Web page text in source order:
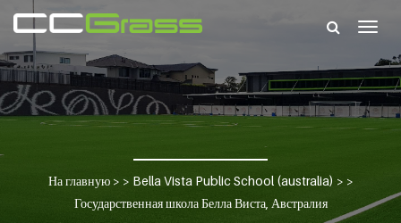
На главную> > Bella Vista Public School (australia) > >
Государственная школа Белла Виста, Австралия